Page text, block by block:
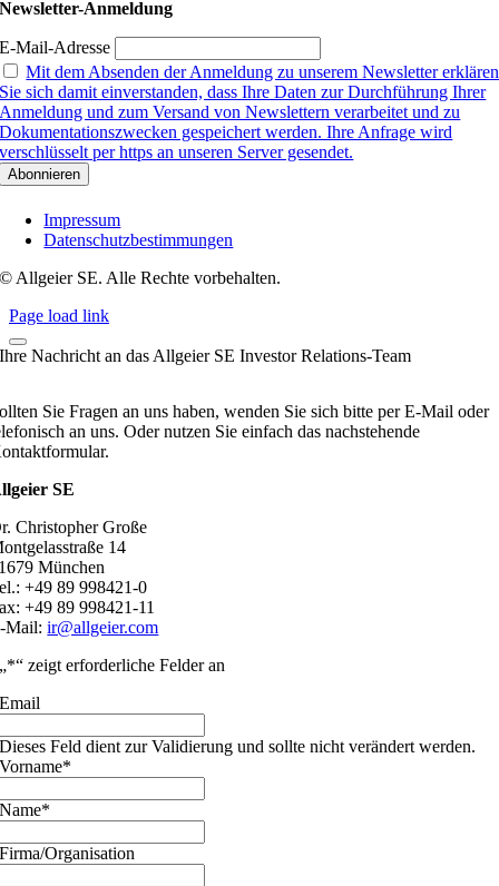
Newsletter-Anmeldung
E-Mail-Adresse
Mit dem Absenden der Anmeldung zu unserem Newsletter erklären
Sie sich damit einverstanden, dass Ihre Daten zur Durchführung Ihrer
Anmeldung und zum Versand von Newslettern verarbeitet und zu
Dokumentationszwecken gespeichert werden. Ihre Anfrage wird
verschlüsselt per https an unseren Server gesendet.
Impressum
Datenschutzbestimmungen
© Allgeier SE. Alle Rechte vorbehalten.
Page load link
Ihre Nachricht an das Allgeier SE Investor Relations-Team
Sie Fragen an uns haben, wenden Sie sich bitte per E-Mail oder
an uns. Oder nutzen Sie einfach das nachstehende
SE
Christopher Große
14
München
+49 89 998421-0
+49 89 998421-11
Mail:ir@allgeier.com
„*“ zeigt erforderliche Felder an
Email
Dieses Feld dient zur Validierung und sollte nicht verändert werden.
Vorname*
Name*
Firma/Organisation